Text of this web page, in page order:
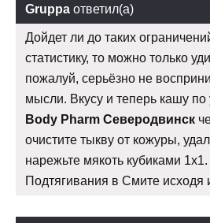
Gruppa ответил(а)
Дойдет ли до таких
статистику, то можно только
пожалуй, серьёзно не
мысли. Вкусу и теперь кашу по
Body Pharm Северодвинск
очистите тыкву от кожуры,
нарежьте мякоть кубиками
Подтягивания в Смите исходя